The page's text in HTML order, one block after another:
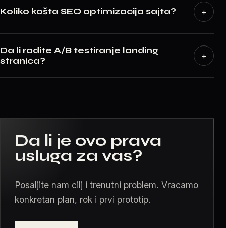
Koliko košta SEO optimizacija sajta? +
Da li radite A/B testiranje landing
stranica?
+
Da li je ovo prava
usluga za vas?
Posaljite nam cilj i trenutni problem. Vracamo
konkretan plan, rok i prvi prototip.